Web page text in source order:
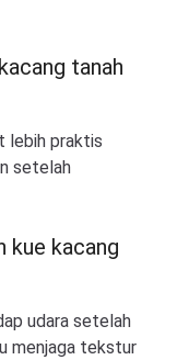
tanah
lebih praktis
setelah
kue kacang
udara setelah
menjaga tekstur